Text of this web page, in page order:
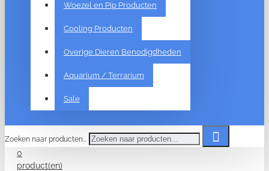
Woezel en Pip Producten
Cooling Producten
Overige Dieren Benodigdheden
Aquarium / Terrarium
Sale
Zoeken naar producten...
0
product(en)